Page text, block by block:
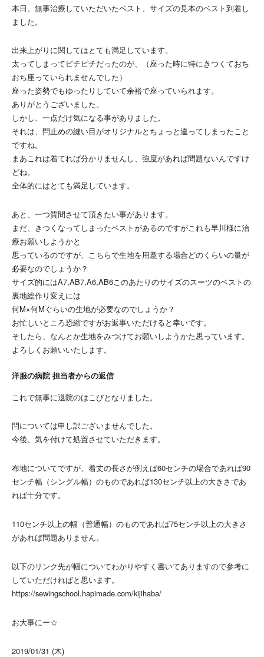
本日、無事治療していただいたベスト、サイズの見本のベスト到着し
ました。
出来上がりに関してはとても満足しています。
太ってしまってピチピチだったのが、（座った時に特にきつくておち
おち座っていられませんでした）
座った姿勢でもゆったりしていて余裕で座っていられます。
ありがとうございました。
しかし、一点だけ気になる事がありました。
それは、閂止めの縫い目がオリジナルとちょっと違ってしまったこと
ですね。
まあこれは着てれば分かりませんし、強度があれば問題ないんですけ
どね。
全体的にはとても満足しています。
あと、一つ質問させて頂きたい事があります。
まだ、きつくなってしまったベストがあるのですがこれも早川様に治
療お願いしようかと
思っているのですが、こちらで生地を用意する場合どのくらいの量が
必要なのでしょうか？
サイズ的にはA7,AB7,A6,AB6このあたりのサイズのスーツのベストの
裏地総作り変えには
何M×何Mぐらいの生地が必要なのでしょうか？
お忙しいところ恐縮ですがお返事いただけると幸いです。
そしたら、なんとか生地をみつけてお願いしようかた思っています。
よろしくお願いいたします。
洋服の病院 担当者からの返信
これで無事に退院のはこびとなりました。
閂については申し訳ございませんでした。
今後、気を付けて処置させていただきます。
布地についてですが、着丈の長さが例えば60センチの場合であれば90
センチ幅（シングル幅）のものであれば130センチ以上の大きさであ
れば十分です。
110センチ以上の幅（普通幅）のものであれば75センチ以上の大きさ
があれば問題ありません。
以下のリンク先が幅についてわかりやすく書いてありますので参考に
していただければと思います。
https://sewingschool.hapimade.com/kijihaba/
お大事にー☆
2019/01/31 (木)